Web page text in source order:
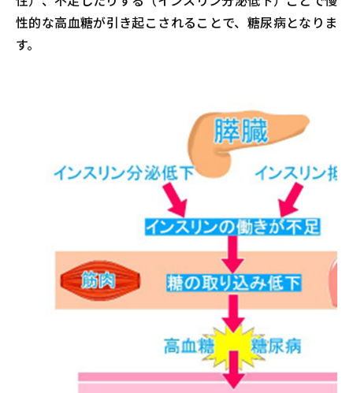
性的な高血糖が引き起こされることで、糖尿病となりま
す。